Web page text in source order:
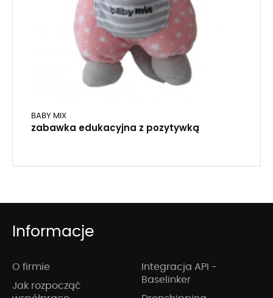
BABY MIX
zabawka edukacyjna z pozytywką
Informacje
O firmie
Jak rozpocząć
Integracja API -
Baselinker